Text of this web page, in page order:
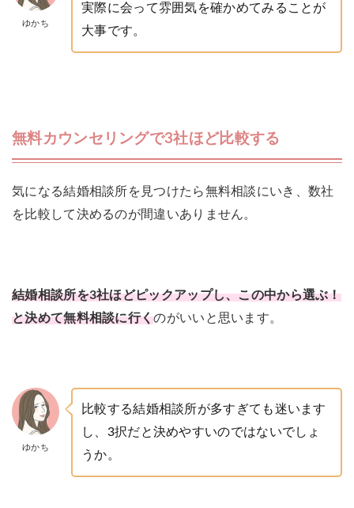
ゆかち
実際に会って雰囲気を確かめてみることが
大事です。
無料カウンセリングで3社ほど比較する
気になる結婚相談所を見つけたら無料相談にいき、数社
を比較して決めるのが間違いありません。
結婚相談所を3社ほどピックアップし、この中から選ぶ！
と決めて無料相談に行くのがいいと思います。
ゆかち
比較する結婚相談所が多すぎても迷います
し、3択だと決めやすいのではないでしょ
うか。